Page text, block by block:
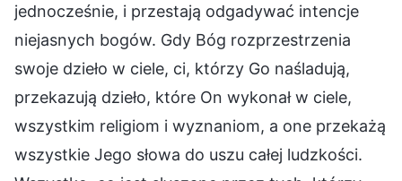
jednocześnie, i przestają odgadywać intencje
niejasnych bogów. Gdy Bóg rozprzestrzenia
swoje dzieło w ciele, ci, którzy Go naśladują,
przekazują dzieło, które On wykonał w ciele,
wszystkim religiom i wyznaniom, a one przekażą
wszystkie Jego słowa do uszu całej ludzkości.